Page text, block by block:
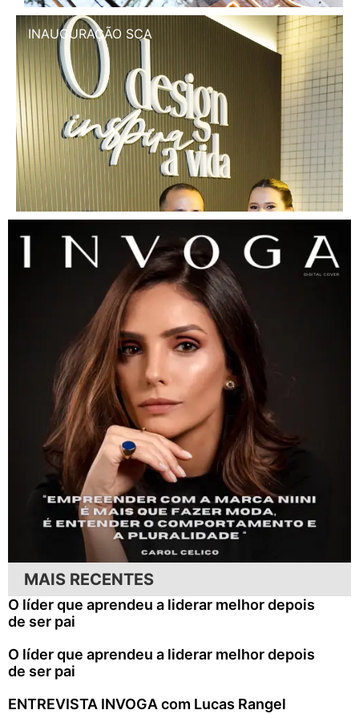
INAUGURAÇÃO SCA
MAIS RECENTES
O líder que aprendeu a liderar melhor depois
de ser pai
O líder que aprendeu a liderar melhor depois
de ser pai
ENTREVISTA INVOGA com Lucas Rangel